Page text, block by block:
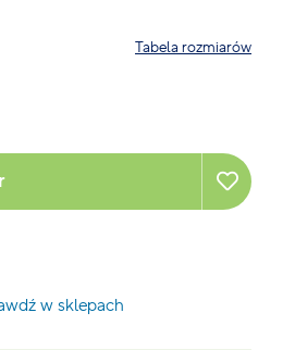
Tabela rozmiarów
w sklepach